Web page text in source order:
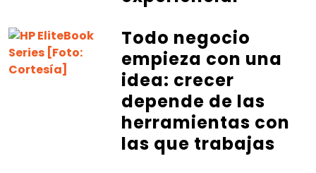
Todo negocio
empieza con una
idea: crecer
depende de las
herramientas con
las que trabajas